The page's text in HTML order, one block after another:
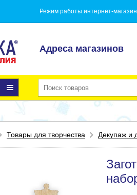
Режим работы интернет-
Адреса магазинов
Товары для творчества Декупаж и